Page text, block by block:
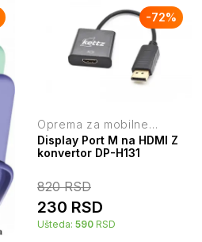
-72%
Oprema za mobilne
telefone
Display Port M na HDMI Z
konvertor DP-H131
820RSD
230 RSD
Ušteda: 590 RSD